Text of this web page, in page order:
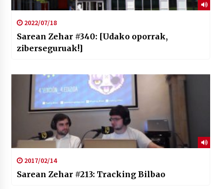
2022/07/18
Sarean Zehar #340: [Udako oporrak,
ziberseguruak!]
2017/02/14
Sarean Zehar #213: Tracking Bilbao